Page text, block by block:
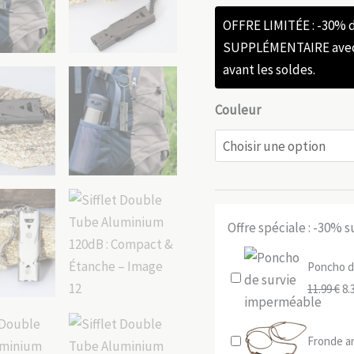
OFFRE LIMITÉE : -30%
SUPPLÉMENTAIRE
avant les soldes.
Couleur
Offre spéciale : -30%
Poncho
11.99€Le
Fronde